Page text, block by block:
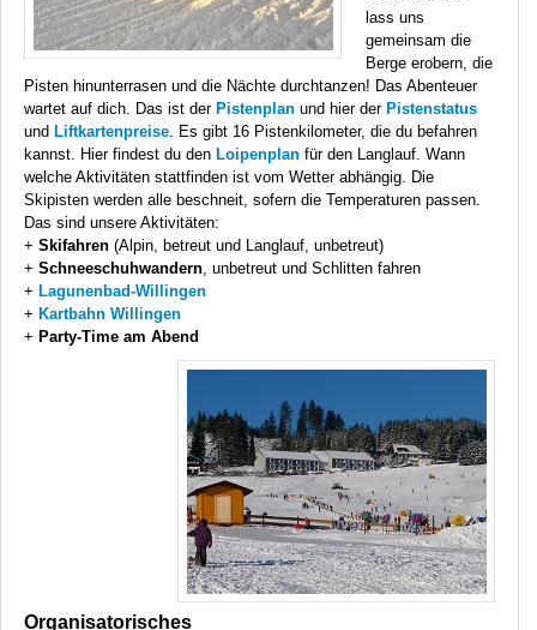
lass uns
gemeinsam die
Berge erobern, die
Pisten hinunterrasen und die Nächte durchtanzen! Das Abenteuer
wartet auf dich. Das ist der Pistenplan und hier der Pistenstatus
und Liftkartenpreise. Es gibt 16 Pistenkilometer, die du befahren
kannst. Hier findest du den Loipenplan für den Langlauf. Wann
welche Aktivitäten stattfinden ist vom Wetter abhängig. Die
Skipisten werden alle beschneit, sofern die Temperaturen passen.
Das sind unsere Aktivitäten:
+ Skifahren (Alpin, betreut und Langlauf, unbetreut)
+ Schneeschuhwandern, unbetreut und Schlitten fahren
+ Lagunenbad-Willingen
+ Kartbahn Willingen
+ Party-Time am Abend
Organisatorisches